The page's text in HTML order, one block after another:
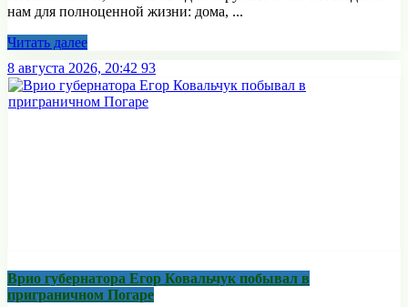
нам для полноценной жизни: дома, ...
Читать далее
8 августа 2026, 20:42 93
Врио губернатора Егор Ковальчук побывал в
приграничном Погаре